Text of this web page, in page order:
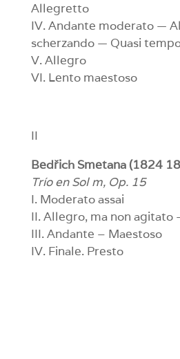
Allegretto
IV. Andante moderato —
scherzando — Quasi
V. Allegro
VI. Lento maestoso
II
Bedřich Smetana (1824
Trío en Sol m, Op. 15
I. Moderato assai
II. Allegro, ma non agitato
III. Andante – Maestoso
IV. Finale. Presto